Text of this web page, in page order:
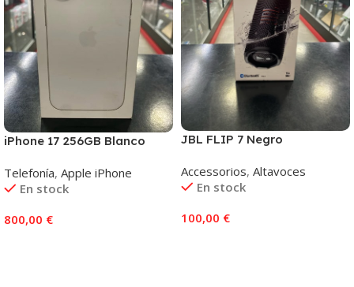
iPhone 17 256GB Blanco
Telefonía, Apple iPhone
En stock
800,00 €
JBL FLIP 7 Negro
Accessorios, Altavoces
En stock
100,00 €